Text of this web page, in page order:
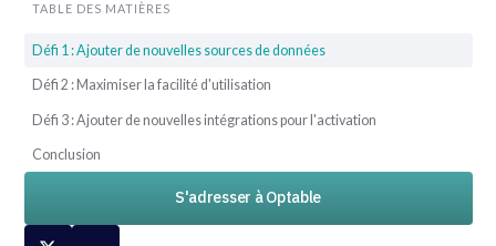
TABLE DES MATIÈRES
Défi 1 : Ajouter de nouvelles sources de données
Défi 2 : Maximiser la facilité d'utilisation
Défi 3 : Ajouter de nouvelles intégrations pour l'activation
Conclusion
S'adresser à Optable